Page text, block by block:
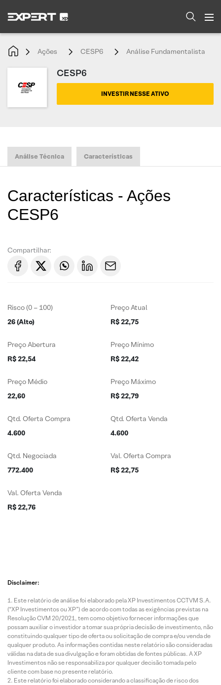
Ações CESP6 Análise Fundamentalista
CESP6
INVESTIR NESSE ATIVO
Análise Técnica Características
Características - Ações
CESP6
Compartilhar:
Risco (0 – 100)
26 (Alto)
Preço Atual
R$ 22,75
Preço Abertura
R$ 22,54
Preço Mínimo
R$ 22,42
Preço Médio
22,60
Preço Máximo
R$ 22,79
Qtd. Oferta Compra
4.600
Qtd. Oferta Venda
4.600
Qtd. Negociada
772.400
Val. Oferta Compra
R$ 22,75
Val. Oferta Venda
R$ 22,76
Disclaimer:
Este relatório de análise foi elaborado pela XP Investimentos CCTVM S.A.
(“XP Investimentos ou XP”) de acordo com todas as exigências previstas na
Resolução CVM 20/2021, tem como objetivo fornecer informações que
possam auxiliar o investidor a tomar sua própria decisão de investimento, não
constituindo qualquer tipo de oferta ou solicitação de compra e/ou venda de
qualquer produto. As informações contidas neste relatório são consideradas
válidas na data de sua divulgação e foram obtidas de fontes públicas. A XP
Investimentos não se responsabiliza por qualquer decisão tomada pelo
cliente com base no presente relatório.
Este relatório foi elaborado considerando a classificação de risco dos